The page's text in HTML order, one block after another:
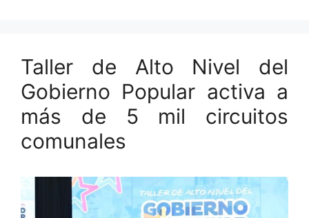
Taller de Alto Nivel del
Gobierno Popular activa a
más de 5 mil circuitos
comunales